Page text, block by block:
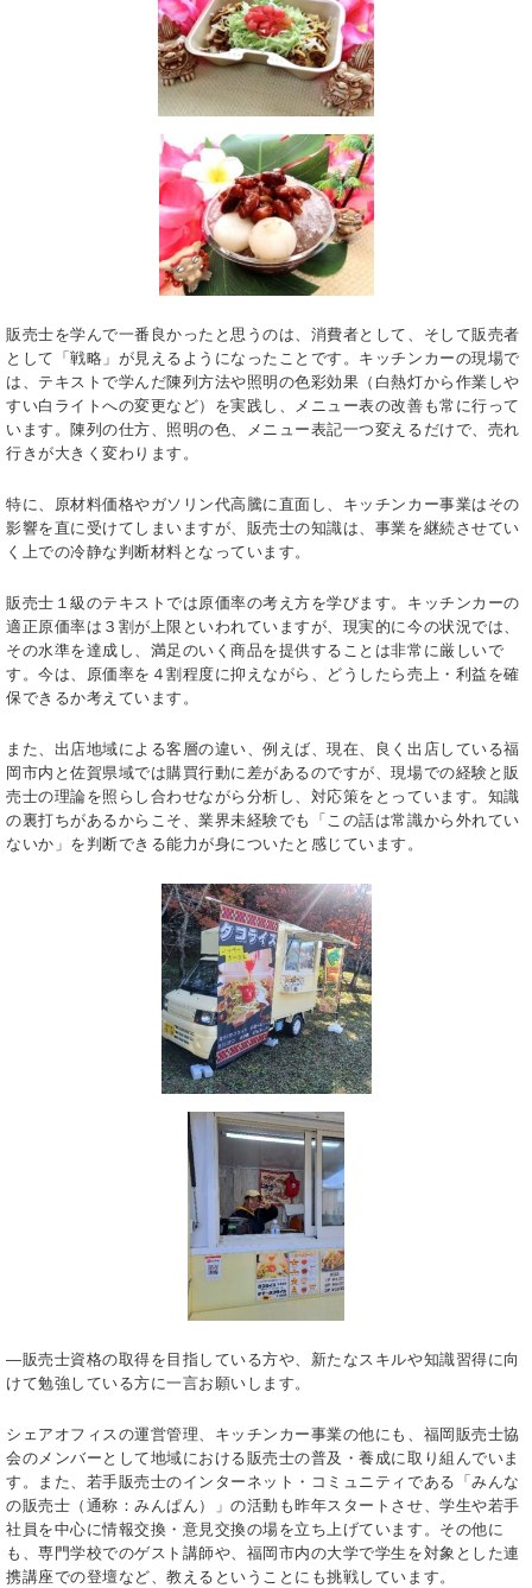
販売士を学んで一番良かったと思うのは、消費者として、そして販売者
として「戦略」が見えるようになったことです。キッチンカーの現場で
は、テキストで学んだ陳列方法や照明の色彩効果（白熱灯から作業しや
すい白ライトへの変更など）を実践し、メニュー表の改善も常に行って
います。陳列の仕方、照明の色、メニュー表記一つ変えるだけで、売れ
行きが大きく変わります。
特に、原材料価格やガソリン代高騰に直面し、キッチンカー事業はその
影響を直に受けてしまいますが、販売士の知識は、事業を継続させてい
く上での冷静な判断材料となっています。
販売士１級のテキストでは原価率の考え方を学びます。キッチンカーの
適正原価率は３割が上限といわれていますが、現実的に今の状況では、
その水準を達成し、満足のいく商品を提供することは非常に厳しいで
す。今は、原価率を４割程度に抑えながら、どうしたら売上・利益を確
保できるか考えています。
また、出店地域による客層の違い、例えば、現在、良く出店している福
岡市内と佐賀県域では購買行動に差があるのですが、現場での経験と販
売士の理論を照らし合わせながら分析し、対応策をとっています。知識
の裏打ちがあるからこそ、業界未経験でも「この話は常識から外れてい
ないか」を判断できる能力が身についたと感じています。
―販売士資格の取得を目指している方や、新たなスキルや知識習得に向
けて勉強している方に一言お願いします。
シェアオフィスの運営管理、キッチンカー事業の他にも、福岡販売士協
会のメンバーとして地域における販売士の普及・養成に取り組んでいま
す。また、若手販売士のインターネット・コミュニティである「みんな
の販売士（通称：みんぱん）」の活動も昨年スタートさせ、学生や若手
社員を中心に情報交換・意見交換の場を立ち上げています。その他に
も、専門学校でのゲスト講師や、福岡市内の大学で学生を対象とした連
携講座での登壇など、教えるということにも挑戦しています。